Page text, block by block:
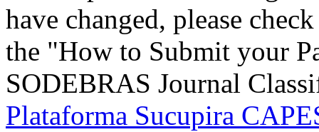
have changed, please
the "How to Submit your
SODEBRAS Journal
Plataforma Sucupira